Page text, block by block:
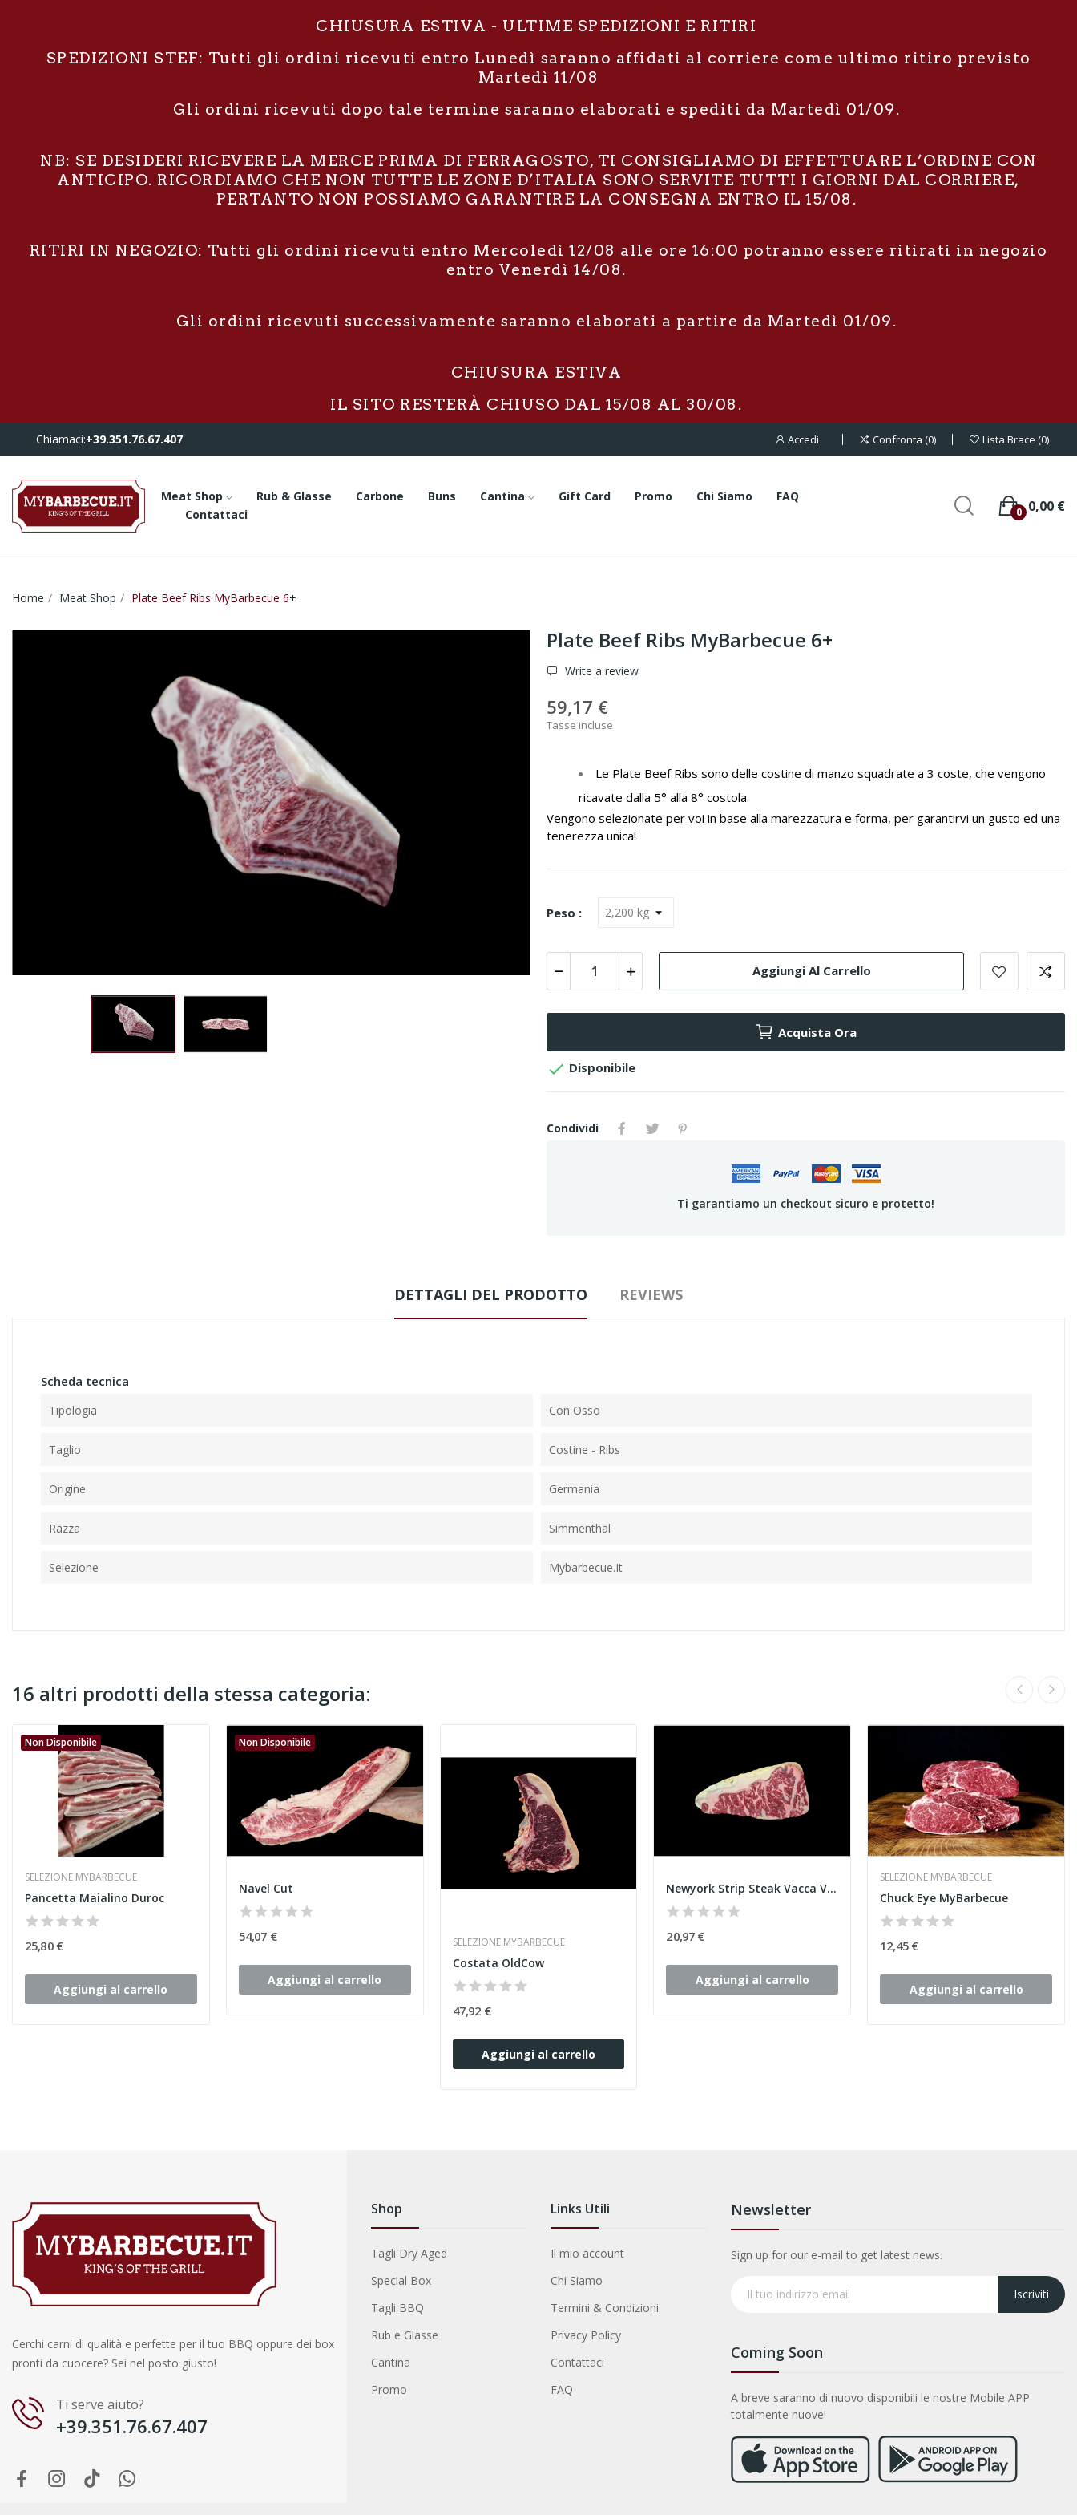
CHIUSURA ESTIVA - ULTIME SPEDIZIONI E RITIRI
SPEDIZIONI STEF: Tutti gli ordini ricevuti entro Lunedì saranno affidati al corriere come ultimo ritiro previsto
Martedì 11/08
Gli ordini ricevuti dopo tale termine saranno elaborati e spediti da Martedì 01/09.
NB: SE DESIDERI RICEVERE LA MERCE PRIMA DI FERRAGOSTO, TI CONSIGLIAMO DI EFFETTUARE L’ORDINE CON
ANTICIPO. RICORDIAMO CHE NON TUTTE LE ZONE D’ITALIA SONO SERVITE TUTTI I GIORNI DAL CORRIERE,
PERTANTO NON POSSIAMO GARANTIRE LA CONSEGNA ENTRO IL 15/08.
RITIRI IN NEGOZIO: Tutti gli ordini ricevuti entro Mercoledì 12/08 alle ore 16:00 potranno essere ritirati in negozio
entro Venerdì 14/08.
Gli ordini ricevuti successivamente saranno elaborati a partire da Martedì 01/09.
CHIUSURA ESTIVA
IL SITO RESTERÀ CHIUSO DAL 15/08 AL 30/08.
Chiamaci:+39.351.76.67.407 Accedi Confronta 0 Lista Brace 0
Meat Shop Rub & Glasse Carbone Buns Cantina Gift Card Promo Chi Siamo
FAQ
Contattaci
0,00 €
0
Home Meat Shop Plate Beef Ribs MyBarbecue 6+
Plate Beef Ribs MyBarbecue 6+
Write a review
59,17 €
Tasse incluse
Le Plate Beef Ribs sono delle costine di manzo squadrate a 3 coste, che vengono
ricavate dalla 5° alla 8° costola.
Vengono selezionate per voi in base alla marezzatura e forma, per garantirvi un gusto ed una
tenerezza unica!
Peso :
Aggiungi Al Carrello
Acquista Ora
 Disponibile
Condividi
Ti garantiamo un checkout sicuro e protetto!
DETTAGLI DEL PRODOTTO REVIEWS
Scheda tecnica
Tipologia Con Osso
Taglio Costine - Ribs
Origine Germania
Razza Simmenthal
Selezione Mybarbecue.it
16 altri prodotti della stessa categoria:
Non Disponibile
SELEZIONE MYBARBECUE
Pancetta Maialino Duroc
25,80 €
Aggiungi al carrello
Non Disponibile
Navel Cut
54,07 €
Aggiungi al carrello
SELEZIONE MYBARBECUE
Costata OldCow
47,92 €
Aggiungi al carrello
Newyork Strip Steak Vacca Vecchia Bavarese
20,97 €
Aggiungi al carrello
SELEZIONE MYBARBECUE
Chuck Eye MyBarbecue
12,45 €
Aggiungi al carrello
Cerchi carni di qualità e perfette per il tuo BBQ oppure dei box
pronti da cuocere? Sei nel posto giusto!
Ti serve aiuto?
+39.351.76.67.407
Shop
Tagli Dry Aged
Special Box
Tagli BBQ
Rub e Glasse
Cantina
Promo
Links Utili
Il mio account
Chi Siamo
Termini & Condizioni
Privacy Policy
Contattaci
FAQ
Newsletter
Sign up for our e-mail to get latest news.
Iscriviti
Coming Soon
A breve saranno di nuovo disponibili le nostre Mobile APP
totalmente nuove!